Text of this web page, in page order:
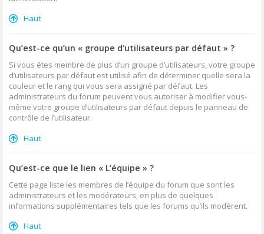
Haut
Qu’est-ce qu’un « groupe d’utilisateurs par défaut » ?
Si vous êtes membre de plus d’un groupe d’utilisateurs, votre groupe
d’utilisateurs par défaut est utilisé afin de déterminer quelle sera la
couleur et le rang qui vous sera assigné par défaut. Les
administrateurs du forum peuvent vous autoriser à modifier vous-
même votre groupe d’utilisateurs par défaut depuis le panneau de
contrôle de l’utilisateur.
Haut
Qu’est-ce que le lien « L’équipe » ?
Cette page liste les membres de l’équipe du forum que sont les
administrateurs et les modérateurs, en plus de quelques
informations supplémentaires tels que les forums qu’ils modèrent.
Haut